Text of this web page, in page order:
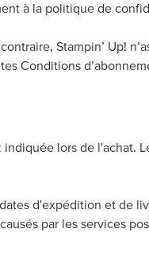
à la politique de
Stampin’ Up!
Conditions
lors de l'achat.
d'expédition et de
par les services